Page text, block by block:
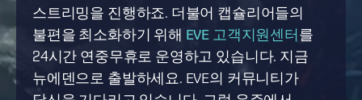
스트리밍을 진행하죠. 더불어 캡슐리어들의
불편을 최소화하기 위해 EVE 고객지원센터를
24시간 연중무휴로 운영하고 있습니다. 지금
뉴에덴으로 출발하세요. EVE의 커뮤니티가